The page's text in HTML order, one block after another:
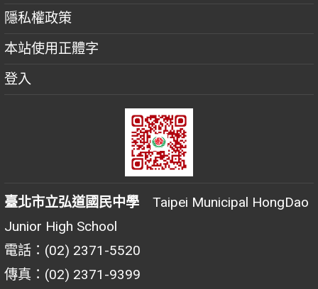
隱私權政策
本站使用正體字
登入
臺北市立弘道國民中學 Taipei Municipal HongDao
Junior High School
電話：(02) 2371-5520
傳真：(02) 2371-9399